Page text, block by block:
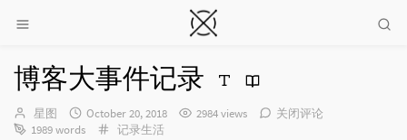
博客大事件记录
Author：
星图
发
October 20, 2018 2984 views
关闭评论
1989 words
Categories：
记录生活